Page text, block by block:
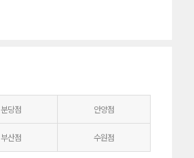
분당점 안양점
부산점 수원점